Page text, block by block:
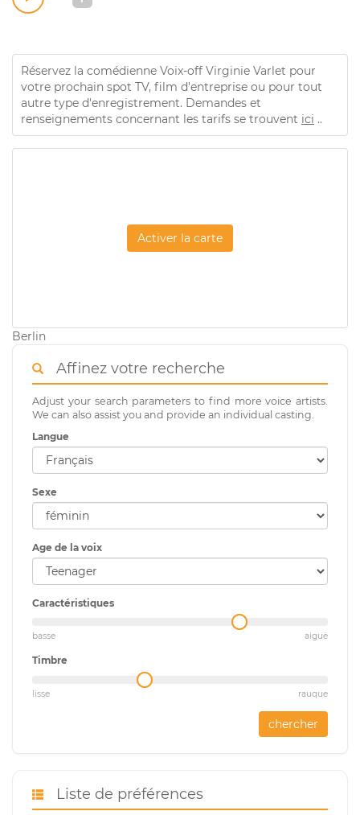
Réservez la comédienne Voix-off Virginie Varlet pour
votre prochain spot TV, film d'entreprise ou pour tout
autre type d'enregistrement. Demandes et
renseignements concernant les tarifs se trouvent ici ..
Activer la carte
Berlin
Affinez votre recherche
Adjust your search parameters to find more voice artists.
We can also assist you and provide an individual casting.
Langue
Sexe
Age de la voix
Caractéristiques
basse aiguë
Timbre
lisse rauque
chercher
Liste de préférences